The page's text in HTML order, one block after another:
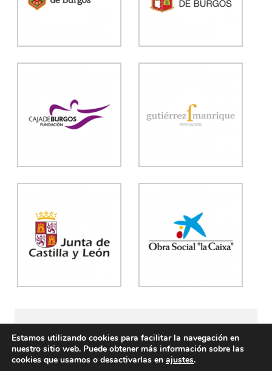
Asociación para la defensa de la Mujer
La rueda
C/ Cabestreros 2 C, 1ª planta (Burgos) Telfs.: 947 205 127
/ 648 662 342
Estamos utilizando cookies para facilitar la navegación en
nuestro sitio web. Puede obtener más información sobre las
cookies que usamos o desactivarlas en ajustes.